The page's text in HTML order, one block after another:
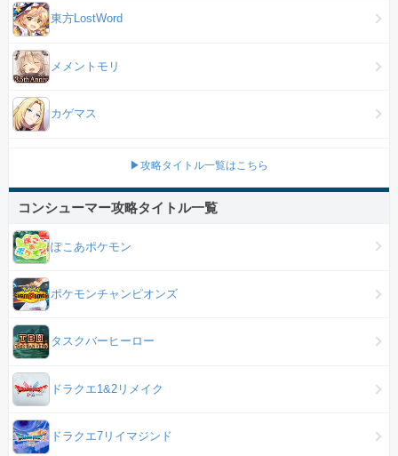
東方LostWord
メメントモリ
カゲマス
▶攻略タイトル一覧はこちら
コンシューマー攻略タイトル一覧
ぽこあポケモン
ポケモンチャンピオンズ
タスクバーヒーロー
ドラクエ1&2リメイク
ドラクエ7リイマジンド